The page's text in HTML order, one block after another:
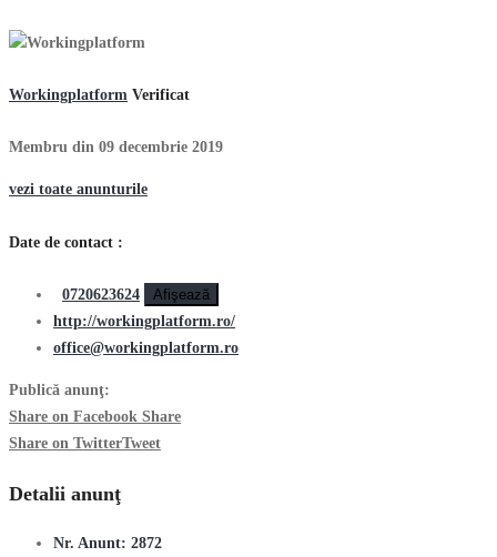
Workingplatform Verificat
Membru din 09 decembrie 2019
vezi toate anunturile
Date de contact :
0720623624
Afişează
http://workingplatform.ro/
office@workingplatform.ro
Publică anunţ:
Share on Facebook Share
Share on TwitterTweet
Detalii anunţ
Nr. Anunt: 2872